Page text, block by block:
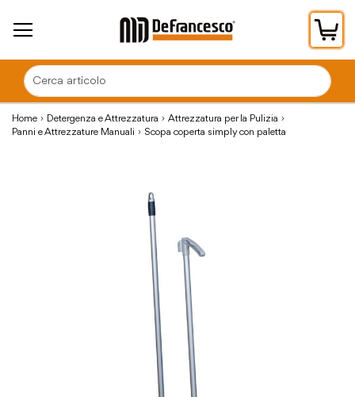
Home Detergenza e Attrezzatura
Attrezzatura per la Pulizia
Panni e Attrezzature Manuali
Scopa coperta simply con paletta